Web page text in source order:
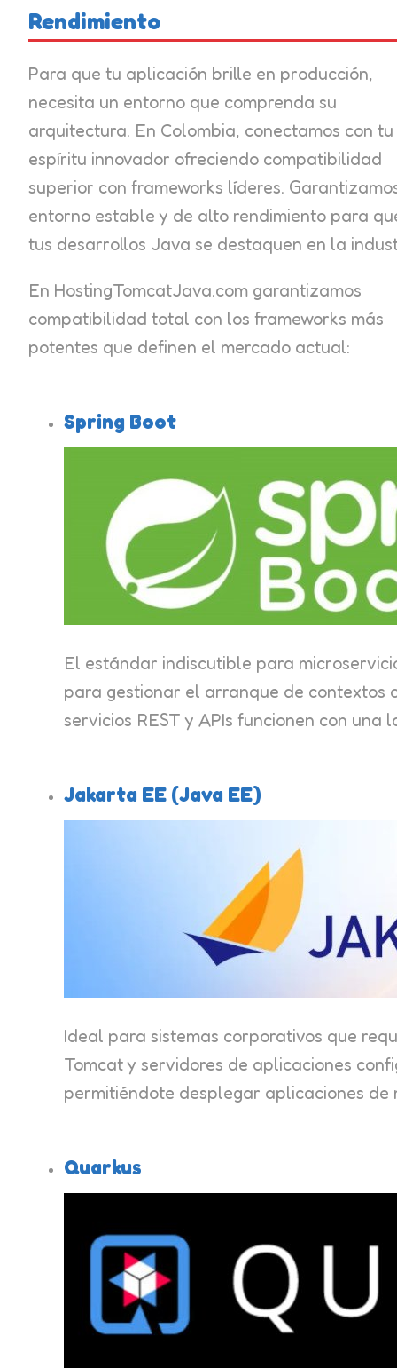
Rendimiento
Para que tu aplicación brille en producción,
necesita un entorno que comprenda su
arquitectura. En Colombia, conectamos con tu
espíritu innovador ofreciendo compatibilidad
superior con frameworks líderes.
entorno estable y de alto rendimiento para
tus desarrollos Java se destaquen en la
En HostingTomcatJava.com garantizamos
compatibilidad total con los frameworks más
potentes que definen el mercado actual:
Spring Boot
El estándar indiscutible para
para gestionar el arranque de contextos
servicios REST y APIs funcionen con
Jakarta EE (Java EE)
Ideal para sistemas corporativos que
Tomcat y servidores de aplicaciones
permitiéndote desplegar aplicaciones
Quarkus